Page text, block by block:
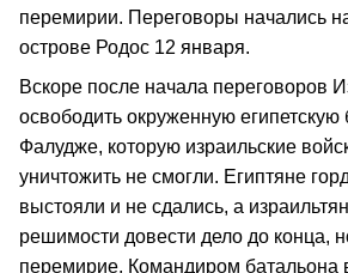
перемирии. Переговоры начались
острове Родос 12 января.
Вскоре после начала переговоров
освободить окруженную египетскую
Фалудже, которую израильские
уничтожить не смогли. Египтяне
выстояли и не сдались, а
решимости довести дело до конца,
перемирие. Командиром батальона